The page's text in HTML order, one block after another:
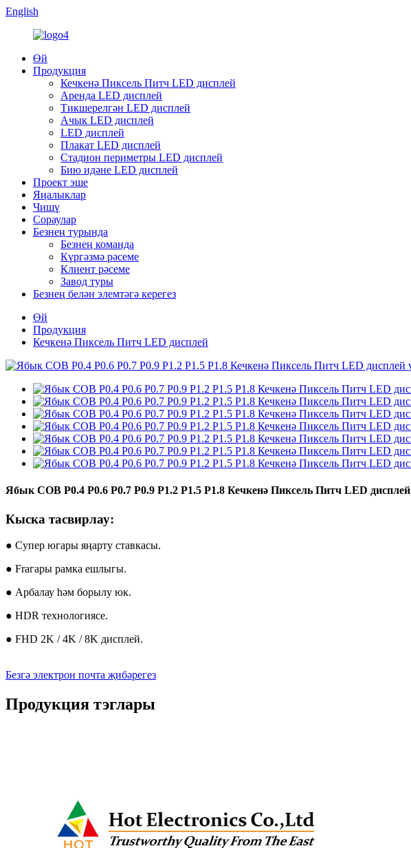
English
Өй
Продукция
Кечкенә Пиксель Питч LED дисплей
Аренда LED дисплей
Тикшерелгән LED дисплей
Ачык LED дисплей
LED дисплей
Плакат LED дисплей
Стадион периметры LED дисплей
Бию идәне LED дисплей
Проект эше
Яңалыклар
Чишү
Сораулар
Безнең турында
Безнең команда
Күргәзмә рәсеме
Клиент рәсеме
Завод туры
Безнең белән элемтәгә керегез
Өй
Продукция
Кечкенә Пиксель Питч LED дисплей
Ябык COB P0.4 P0.6 P0.7 P0.9 P1.2 P1.5 P1.8 Кечкенә Пиксель Питч LED дисплей
Кыска тасвирлау:
● Супер югары яңарту ставкасы.
● Fraгары рамка ешлыгы.
● Арбалау һәм борылу юк.
● HDR технологиясе.
● FHD 2K / 4K / 8K дисплей.
Безгә электрон почта җибәрегез
Продукция тэглары